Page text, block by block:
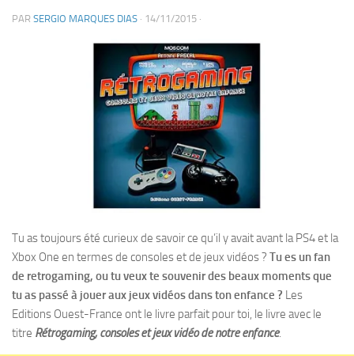
PAR SERGIO MARQUES DIAS · 14/11/2015 ·
Tu as toujours été curieux de savoir ce qu’il y avait avant la PS4 et la
Xbox One en termes de consoles et de jeux vidéos ? Tu es un fan
de retrogaming, ou tu veux te souvenir des beaux moments que
tu as passé à jouer aux jeux vidéos dans ton enfance ? Les
Editions Ouest-France ont le livre parfait pour toi, le livre avec le
titre Rétrogaming, consoles et jeux vidéo de notre enfance.